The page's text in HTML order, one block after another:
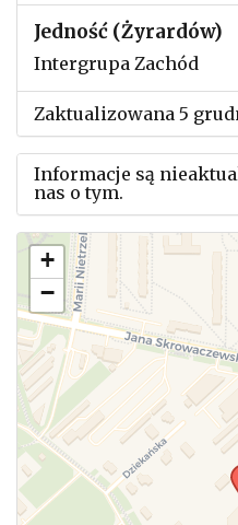
Jedność (Żyrardów)
Intergrupa Zachód
Zaktualizowana 5
Informacje są
nas o tym.
Użyj tego formularza
zmianach w
+
−